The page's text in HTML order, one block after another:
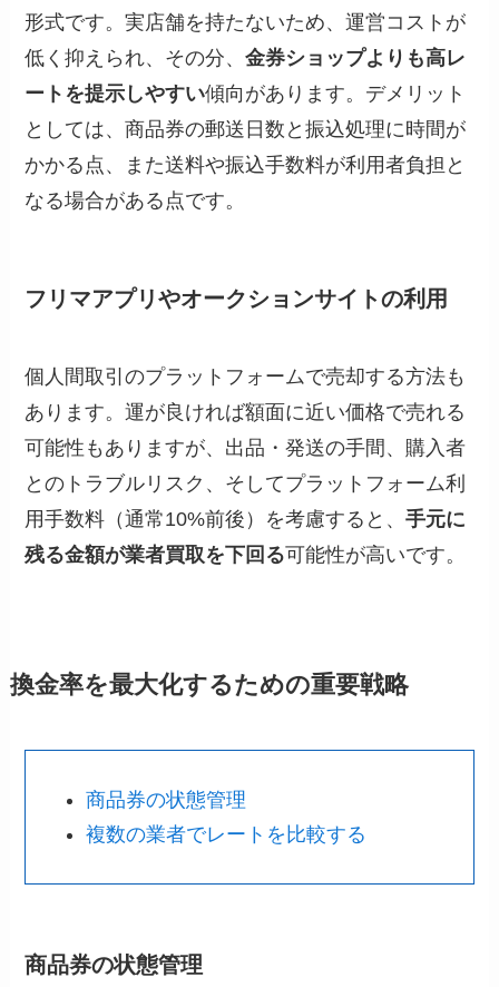
形式です。実店舗を持たないため、運営コストが
低く抑えられ、その分、金券ショップよりも高レ
ートを提示しやすい傾向があります。デメリット
としては、商品券の郵送日数と振込処理に時間が
かかる点、また送料や振込手数料が利用者負担と
なる場合がある点です。
フリマアプリやオークションサイトの利用
個人間取引のプラットフォームで売却する方法も
あります。運が良ければ額面に近い価格で売れる
可能性もありますが、出品・発送の手間、購入者
とのトラブルリスク、そしてプラットフォーム利
用手数料（通常10%前後）を考慮すると、手元に
残る金額が業者買取を下回る可能性が高いです。
換金率を最大化するための重要戦略
商品券の状態管理
複数の業者でレートを比較する
商品券の状態管理